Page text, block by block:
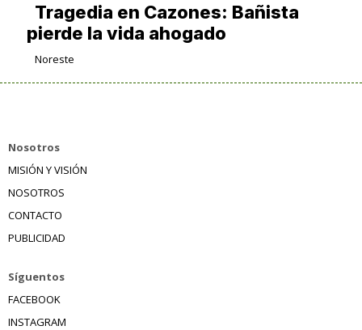
Tragedia en Cazones: Bañista
pierde la vida ahogado
Noreste
Nosotros
MISIÓN Y VISIÓN
NOSOTROS
CONTACTO
PUBLICIDAD
Síguentos
FACEBOOK
INSTAGRAM